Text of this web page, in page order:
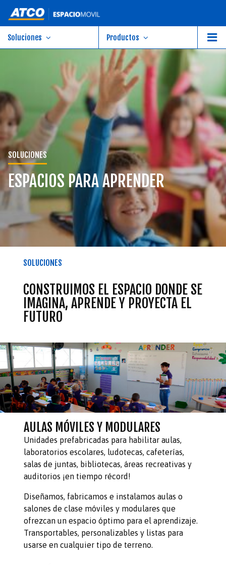
Soluciones Productos
SOLUCIONES
ESPACIOS PARA APRENDER
SOLUCIONES
CONSTRUIMOS EL ESPACIO DONDE SE
IMAGINA, APRENDE Y PROYECTA EL
FUTURO
AULAS MÓVILES Y MODULARES
Unidades prefabricadas para habilitar aulas,
laboratorios escolares, ludotecas, cafeterías,
salas de juntas, bibliotecas, áreas recreativas y
auditorios ¡en tiempo récord!
Diseñamos, fabricamos e instalamos aulas o
salones de clase móviles y modulares que
ofrezcan un espacio óptimo para el aprendizaje.
Transportables, personalizables y listas para
usarse en cualquier tipo de terreno.